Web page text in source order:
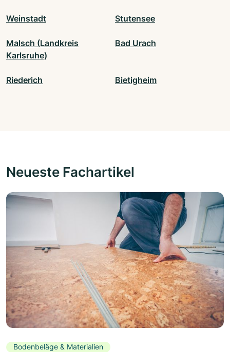
Weinstadt Stutensee
Malsch (Landkreis
Karlsruhe)
Bad Urach
Riederich Bietigheim
Neueste Fachartikel
Bodenbeläge & Materialien